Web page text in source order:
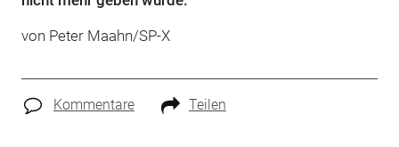
von Peter Maahn/SP-X
Kommentare Teilen